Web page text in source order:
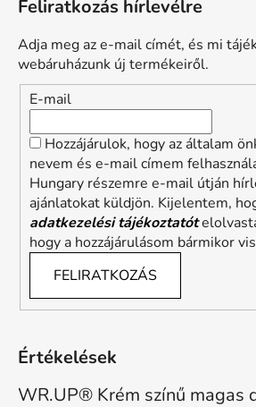
Feliratkozás hírlevélre
Adja meg az e-mail címét, és mi
webáruházunk új termékeiről.
E-mail
Hozzájárulok, hogy az általam
nevem és e-mail címem
Hungary részemre e-mail útján
ajánlatokat küldjön. Kijelentem,
adatkezelési tájékoztatót
hogy a hozzájárulásom bármikor
FELIRATKOZÁS
Értékelések